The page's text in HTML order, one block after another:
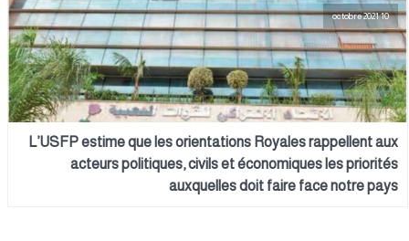
10 octobre 2021
L’USFP estime que les orientations Royales rappellent aux
acteurs politiques, civils et économiques les priorités
auxquelles doit faire face notre pays